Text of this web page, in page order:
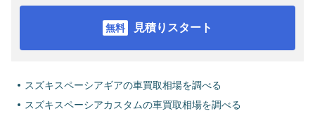
見積りスタート
スズキスペーシアギアの車買取相場を調べる
スズキスペーシアカスタムの車買取相場を調べる